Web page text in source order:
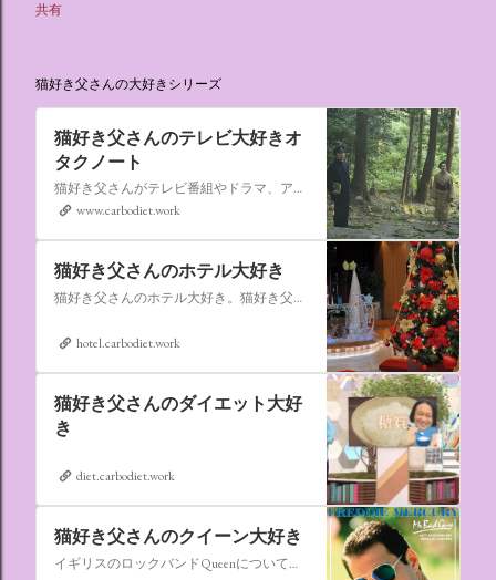
共有
猫好き父さんの大好きシリーズ
猫好き父さんのテレビ大好きオ
タクノート
猫好き父さんがテレビ番組やドラマ、アニメ、特撮ヒーロー,そしてダイエットについて書いたブログです。
www.carbodiet.work
猫好き父さんのホテル大好き
猫好き父さんのホテル大好き。猫好き父さんが宿泊したホテルの情報を徒然なるままに書いていきます。
hotel.carbodiet.work
猫好き父さんのダイエット大好
き
diet.carbodiet.work
猫好き父さんのクイーン大好き
イギリスのロックバンドQueenについての情報をアップします。